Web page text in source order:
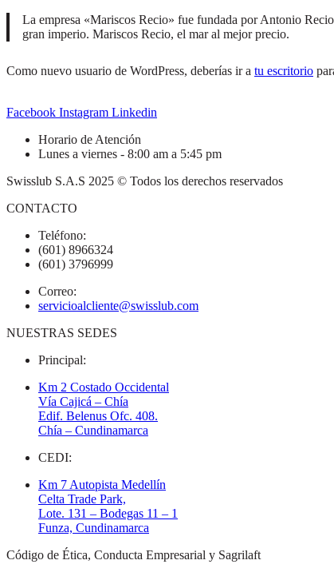
La empresa «Mariscos Recio» fue fundada por Antonio
gran imperio. Mariscos Recio, el mar al mejor precio.
Como nuevo usuario de WordPress, deberías ir a tu escritorio
Facebook Instagram Linkedin
Horario de Atención
Lunes a viernes - 8:00 am a 5:45 pm
Swisslub S.A.S 2025 © Todos los derechos reservados
CONTACTO
Teléfono:
(601) 8966324
(601) 3796999
Correo:
servicioalcliente@swisslub.com
NUESTRAS SEDES
Principal:
Km 2 Costado Occidental
Vía Cajicá – Chía
Edif. Belenus Ofc. 408.
Chía – Cundinamarca
CEDI:
Km 7 Autopista Medellín
Celta Trade Park,
Lote. 131 – Bodegas 11 – 1
Funza, Cundinamarca
Código de Ética, Conducta Empresarial y Sagrilaft